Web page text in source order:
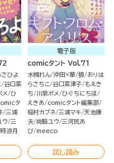
さひよ
谷口菜
メ ひ
タ
三浦
ウ 三
時涼月
電子版
comicタント Vol.71
水槻れん 沖田×華 狼 おりは
らさちこ 谷口菜津子 もえき
ち
川泉ポメ ひぐちにちほ
えきあ
comicタント編集部
稲村カブネ 三浦マキ 天池康
夫 尚騎ユウ 三河尻あ
び meeco
試し読み